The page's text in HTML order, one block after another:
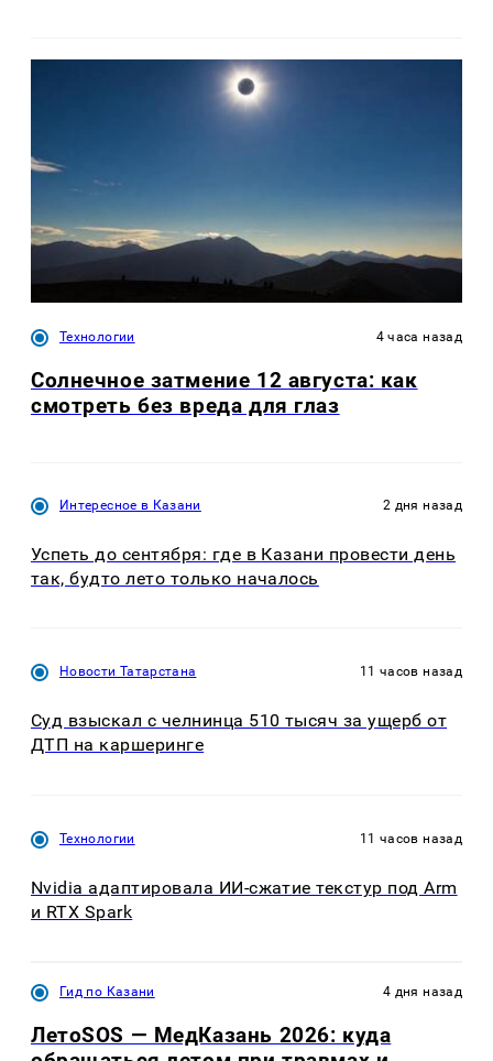
Технологии 4 часа назад
Солнечное затмение 12 августа: как
смотреть без вреда для глаз
Интересное в Казани 2 дня назад
Успеть до сентября: где в Казани провести день
так, будто лето только началось
Новости Татарстана 11 часов назад
Суд взыскал с челнинца 510 тысяч за ущерб от
ДТП на каршеринге
Технологии 11 часов назад
Nvidia адаптировала ИИ-сжатие текстур под Arm
и RTX Spark
Гид по Казани 4 дня назад
ЛетоSOS — МедКазань 2026: куда